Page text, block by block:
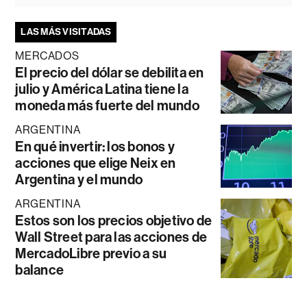
LAS MÁS VISITADAS
MERCADOS
El precio del dólar se debilita en
julio y América Latina tiene la
moneda más fuerte del mundo
ARGENTINA
En qué invertir: los bonos y
acciones que elige Neix en
Argentina y el mundo
ARGENTINA
Estos son los precios objetivo de
Wall Street para las acciones de
MercadoLibre previo a su
balance